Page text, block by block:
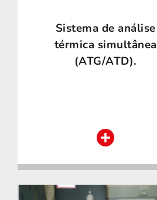
Sistema de análise
térmica simultânea
(ATG/ATD).